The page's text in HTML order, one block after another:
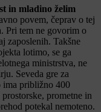
in mladino želim
povem, čeprav o tej
Pri tem ne govorim o
zaposlenih. Takšne
lotimo, se ga
ministrstva, ne
Seveda gre za
ima približno 400
prometne in
potekal nemoteno.